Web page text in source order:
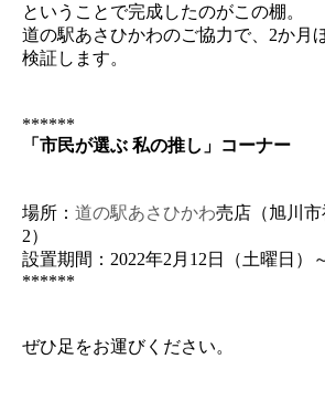
ということで完成したのがこの棚。
道の駅あさひかわのご協力で、2か月
検証します。
******
「市民が選ぶ 私の推し」コーナー
場所： 道の駅あさひかわ売店（旭川市
2）
設置期間：2022年2月12日（土曜日）
******
ぜひ足をお運びください。